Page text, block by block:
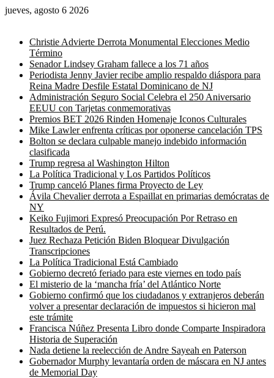
jueves, agosto 6 2026
Christie Advierte Derrota Monumental Elecciones Medio
Término
Senador Lindsey Graham fallece a los 71 años
Periodista Jenny Javier recibe amplio respaldo diáspora para
Reina Madre Desfile Estatal Dominicano de NJ
Administración Seguro Social Celebra el 250 Aniversario
EEUU con Tarjetas conmemorativas
Premios BET 2026 Rinden Homenaje Iconos Culturales
Mike Lawler enfrenta críticas por oponerse cancelación TPS
Bolton se declara culpable manejo indebido información
clasificada
Trump regresa al Washington Hilton
La Política Tradicional y Los Partidos Políticos
Trump canceló Planes firma Proyecto de Ley
Ávila Chevalier derrota a Espaillat en primarias demócratas de
NY
Keiko Fujimori Expresó Preocupación Por Retraso en
Resultados de Perú.
Juez Rechaza Petición Biden Bloquear Divulgación
Transcripciones
La Política Tradicional Está Cambiado
Gobierno decretó feriado para este viernes en todo país
El misterio de la ‘mancha fría’ del Atlántico Norte
Gobierno confirmó que los ciudadanos y extranjeros deberán
volver a presentar declaración de impuestos si hicieron mal
este trámite
Francisca Núñez Presenta Libro donde Comparte Inspiradora
Historia de Superación
Nada detiene la reelección de Andre Sayeah en Paterson
Gobernador Murphy levantaría orden de máscara en NJ antes
de Memorial Day